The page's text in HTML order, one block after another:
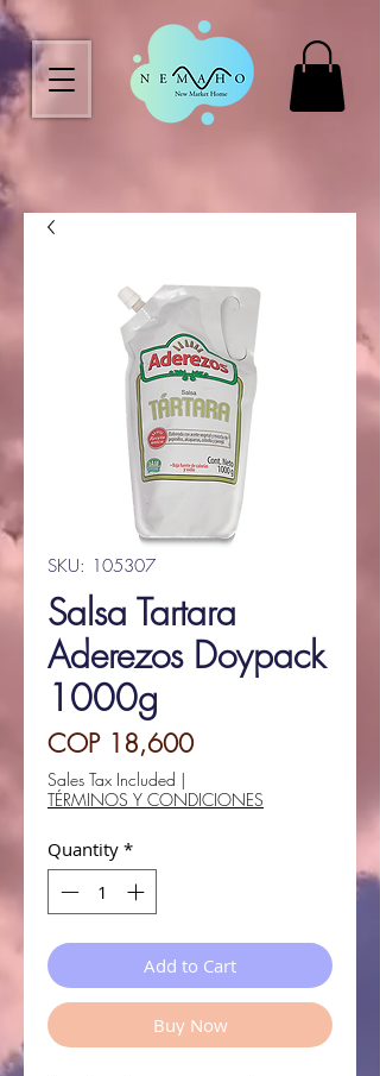
SKU: 105307
Salsa Tartara
Aderezos Doypack
1000g
COP 18,600Price
Sales Tax Included |
TÉRMINOS Y CONDICIONES
Quantity *
Add to Cart
Buy Now